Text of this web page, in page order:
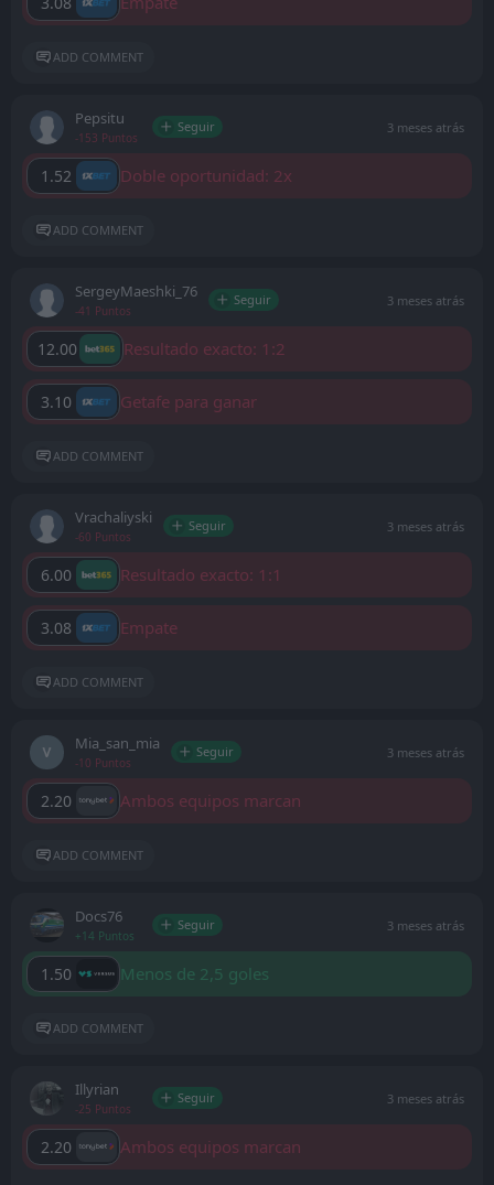
ADD COMMENT
Pepsitu
-153 Puntos
Seguir 3 meses atrás
1.52 Doble oportunidad: 2x
ADD COMMENT
SergeyMaeshki_76
-41 Puntos
Seguir 3 meses atrás
12.00 Resultado exacto: 1:2
3.10 Getafe para ganar
ADD COMMENT
Vrachaliyski
-60 Puntos
Seguir 3 meses atrás
6.00 Resultado exacto: 1:1
3.08 Empate
ADD COMMENT
Mia_san_mia
-10 Puntos
Seguir 3 meses atrás
2.20 Ambos equipos marcan
ADD COMMENT
Docs76
+14 Puntos
Seguir 3 meses atrás
1.50 Menos de 2,5 goles
ADD COMMENT
Illyrian
-25 Puntos
Seguir 3 meses atrás
2.20 Ambos equipos marcan